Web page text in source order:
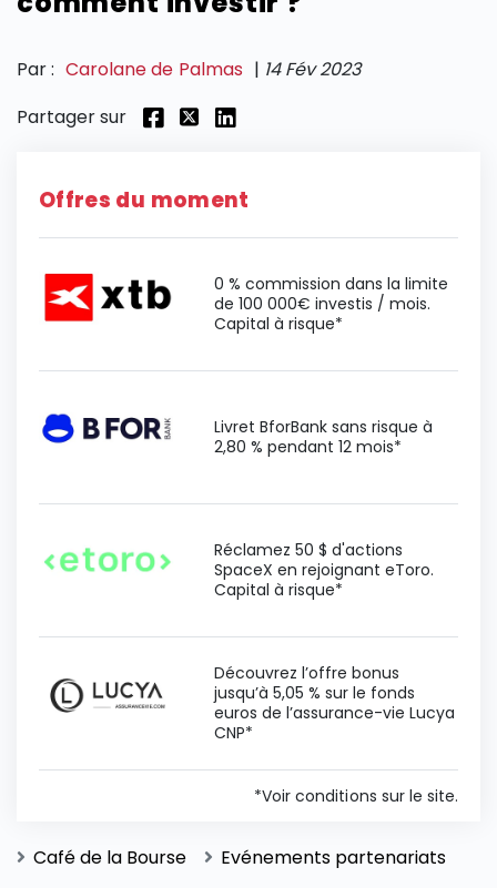
SECTIONS
Par : Carolane de Palmas | 14 Fév 2023
Partager sur
Offres du moment
0 % commission dans la limite
de 100 000€ investis / mois.
Capital à risque*
Livret BforBank sans risque à
2,80 % pendant 12 mois*
Réclamez 50 $ d'actions
SpaceX en rejoignant eToro.
Capital à risque*
Découvrez l’offre bonus
jusqu’à 5,05 % sur le fonds
euros de l’assurance-vie Lucya
CNP*
*Voir conditions sur le site.
Café de la Bourse
Evénements partenariats